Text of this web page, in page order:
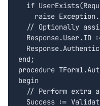
if
raise
// Optionally
Response.User.ID
end;
procedure
begin
// Perform extra
Success :=